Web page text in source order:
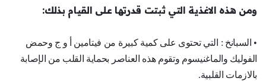
ومن هذه الاغذية التي ثبتت قدرتها على القيام بذلك:
• السبانخ : التي تحتوى على كمية كبيرة من فيتامين أ و ج وحمض
الفوليك والماغنيسوم وتقوم هذه العناصر بحماية القلب من الإصابة
بالازمات القلبية.